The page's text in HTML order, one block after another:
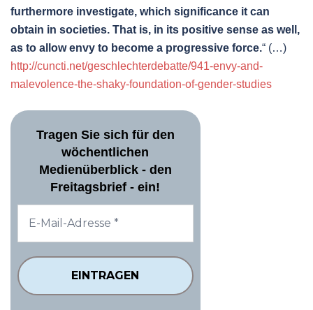
furthermore investigate, which significance it can
obtain in societies. That is, in its positive sense as well,
as to allow envy to become a progressive force.“ (…)
http://cuncti.net/geschlechterdebatte/941-envy-and-
malevolence-the-shaky-foundation-of-gender-studies
Tragen Sie sich für den
wöchentlichen
Medienüberblick - den
Freitagsbrief - ein!